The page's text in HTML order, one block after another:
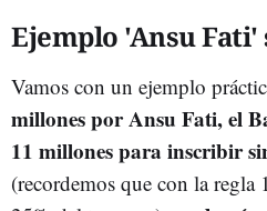
Ejemplo 'Ansu Fati'
Vamos con un ejemplo
millones por Ansu Fati, el
11 millones para inscribir
(recordemos que con la regla